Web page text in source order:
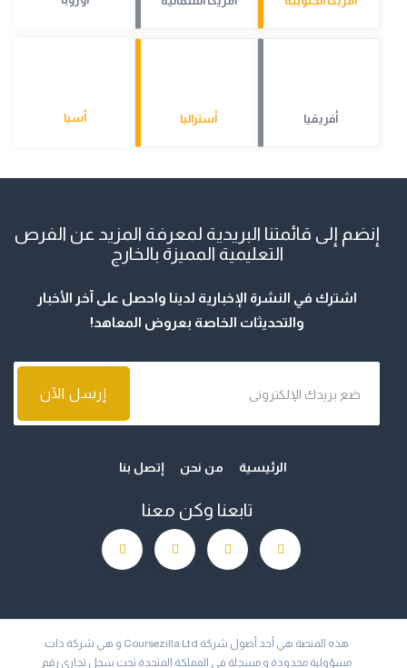
أسيا أستراليا أفريقيا
إنضم إلى قائمتنا البريدية لمعرفة المزيد عن الفرص
التعليمية المميزة بالخارج
اشترك في النشرة الإخبارية لدينا واحصل على آخر الأخبار
والتحديثات الخاصة بعروض المعاهد!
الرئيسية من نحن إتصل بنا
تابعنا وكن معنا
هذه المنصة هي أحد أصول شركة Coursezilla Ltd و هي شركة ذات
مسؤولية محدودة و مسجلة في المملكة المتحدة تحت سجل تجاري رقم